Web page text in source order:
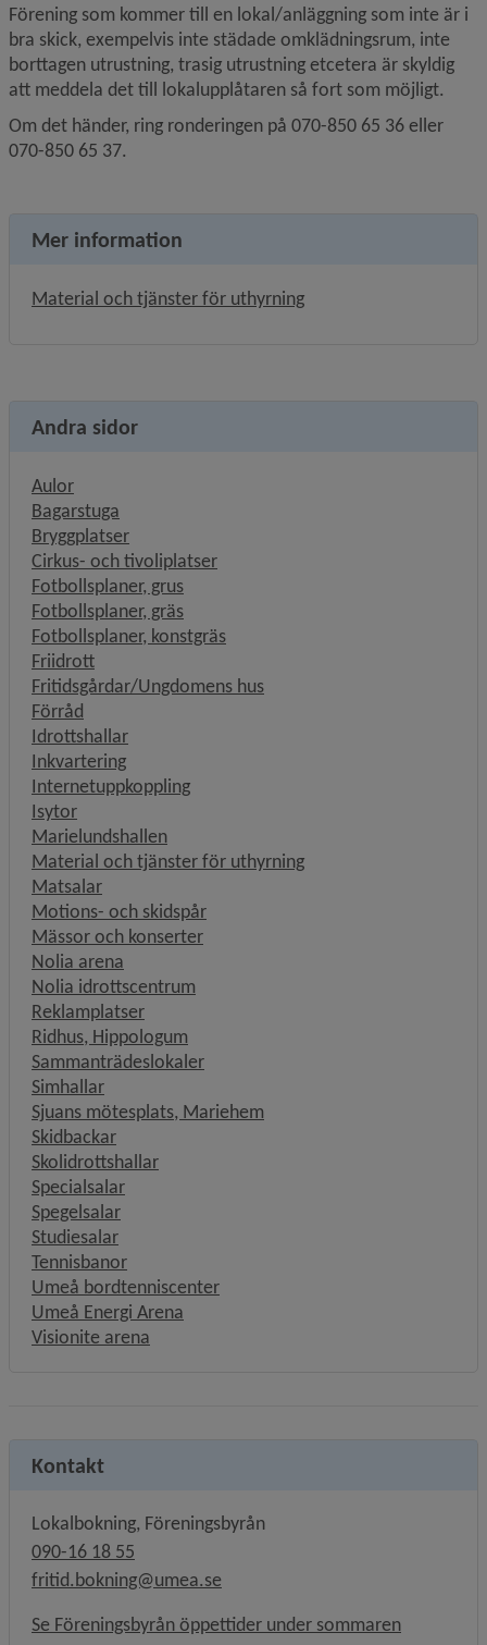
Förening som kommer till en lokal/anläggning som inte är i
bra skick, exempelvis inte städade omklädningsrum, inte
borttagen utrustning, trasig utrustning etcetera är skyldig
att meddela det till lokalupplåtaren så fort som möjligt.
Om det händer, ring ronderingen på 070-850 65 36 eller
070-850 65 37.
Mer information
Material och tjänster för uthyrning
Andra sidor
Aulor
Bagarstuga
Bryggplatser
Cirkus- och tivoliplatser
Fotbollsplaner, grus
Fotbollsplaner, gräs
Fotbollsplaner, konstgräs
Friidrott
Fritidsgårdar/Ungdomens hus
Förråd
Idrottshallar
Inkvartering
Internetuppkoppling
Isytor
Marielundshallen
Material och tjänster för uthyrning
Matsalar
Motions- och skidspår
Mässor och konserter
Nolia arena
Nolia idrottscentrum
Reklamplatser
Ridhus, Hippologum
Sammanträdeslokaler
Simhallar
Sjuans mötesplats, Mariehem
Skidbackar
Skolidrottshallar
Specialsalar
Spegelsalar
Studiesalar
Tennisbanor
Umeå bordtenniscenter
Umeå Energi Arena
Visionite arena
Kontakt
Lokalbokning, Föreningsbyrån
090-16 18 55
fritid.bokning@umea.se
Se Föreningsbyrån öppettider under sommaren